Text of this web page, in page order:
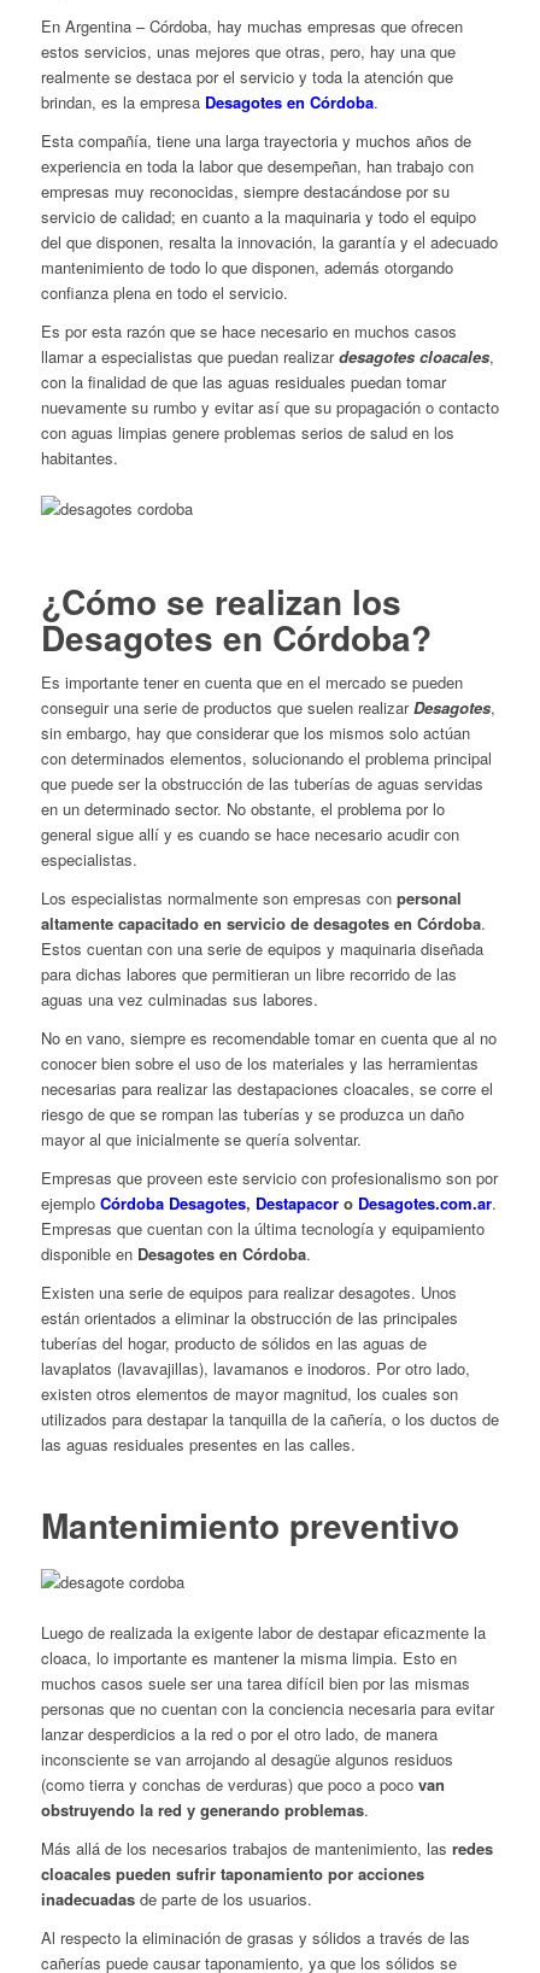
En Argentina – Córdoba, hay muchas empresas que ofrecen
estos servicios, unas mejores que otras, pero, hay una que
realmente se destaca por el servicio y toda la atención que
brindan, es la empresa Desagotes en Córdoba.
Esta compañía, tiene una larga trayectoria y muchos años de
experiencia en toda la labor que desempeñan, han trabajo con
empresas muy reconocidas, siempre destacándose por su
servicio de calidad; en cuanto a la maquinaria y todo el equipo
del que disponen, resalta la innovación, la garantía y el adecuado
mantenimiento de todo lo que disponen, además otorgando
confianza plena en todo el servicio.
Es por esta razón que se hace necesario en muchos casos
llamar a especialistas que puedan realizardesagotes cloacales,
con la finalidad de que las aguas residuales puedan tomar
nuevamente su rumbo y evitar así que su propagación o contacto
con aguas limpias genere problemas serios de salud en los
habitantes.
¿Cómo se realizan los
Desagotes en Córdoba?
Es importante tener en cuenta que en el mercado se pueden
conseguir una serie de productos que suelen realizarDesagotes,
sin embargo, hay que considerar que los mismos solo actúan
con determinados elementos, solucionando el problema principal
que puede ser la obstrucción de las tuberías de aguas servidas
en un determinado sector. No obstante, el problema por lo
general sigue allí y es cuando se hace necesario acudir con
especialistas.
Los especialistas normalmente son empresas con personal
altamente capacitado en servicio de desagotes en Córdoba.
Estos cuentan con una serie de equipos y maquinaria diseñada
para dichas labores que permitieran un libre recorrido de las
aguas una vez culminadas sus labores.
No en vano, siempre es recomendable tomar en cuenta que al no
conocer bien sobre el uso de los materiales y las herramientas
necesarias para realizar las destapaciones cloacales, se corre el
riesgo de que se rompan las tuberías y se produzca un daño
mayor al que inicialmente se quería solventar.
Empresas que proveen este servicio con profesionalismo son por
ejemplo Córdoba Desagotes, Destapacoro Desagotes.com.ar.
Empresas que cuentan con la última tecnología y equipamiento
disponible en Desagotes en Córdoba.
Existen una serie de equipos para realizar desagotes. Unos
están orientados a eliminar la obstrucción de las principales
tuberías del hogar, producto de sólidos en las aguas de
lavaplatos (lavavajillas), lavamanos e inodoros. Por otro lado,
existen otros elementos de mayor magnitud, los cuales son
utilizados para destapar la tanquilla de la cañería, o los ductos de
las aguas residuales presentes en las calles.
Mantenimiento preventivo
Luego de realizada la exigente labor de destapar eficazmente la
cloaca, lo importante es mantener la misma limpia. Esto en
muchos casos suele ser una tarea difícil bien por las mismas
personas que no cuentan con la conciencia necesaria para evitar
lanzar desperdicios a la red o por el otro lado, de manera
inconsciente se van arrojando al desagüe algunos residuos
(como tierra y conchas de verduras) que poco a poco van
obstruyendo la red y generando problemas.
Más allá de los necesarios trabajos de mantenimiento, las redes
cloacales pueden sufrir taponamiento por acciones
inadecuadasde parte de los usuarios.
Al respecto la eliminación de grasas y sólidos a través de las
cañerías puede causar taponamiento, ya que los sólidos se